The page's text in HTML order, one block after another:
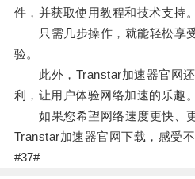
件，并获取使用教程和技术支持。
只需几步操作，就能轻松享
验。
此外，Transtar加速器官网还
利，让用户体验网络加速的乐趣。
如果您希望网络速度更快、更
Transtar加速器官网下载，感受
#37#